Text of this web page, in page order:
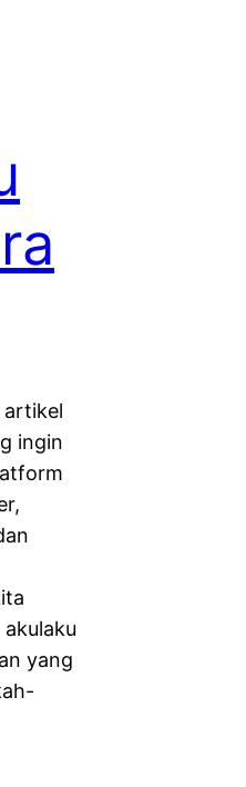
artikel
ingin
yang